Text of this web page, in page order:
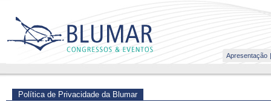
Apresentação |
Política de Privacidade da Blumar